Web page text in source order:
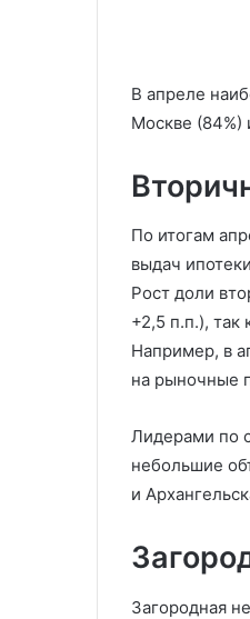
В апреле
Москве (84%)
По итогам
выдач
Рост доли
+2,5 п.п.),
Например, в
на рыночные
Лидерами по
небольшие
и
Загородная